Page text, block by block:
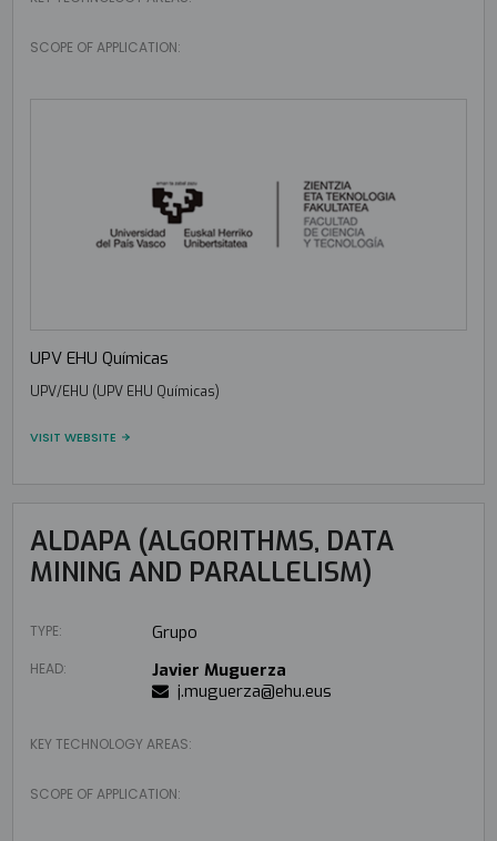
SCOPE OF APPLICATION:
UPV EHU Químicas
UPV/EHU (UPV EHU Químicas)
VISIT WEBSITE
ALDAPA (ALGORITHMS, DATA
MINING AND PARALLELISM)
TYPE: Grupo
HEAD:
Javier Muguerza
j.muguerza@ehu.eus
KEY TECHNOLOGY AREAS:
SCOPE OF APPLICATION: